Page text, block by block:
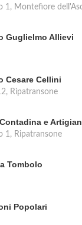
1, Montefiore
Guglielmo Allievi
Cesare Cellini
Ripatransone
e
1, Ripatransone
Tombolo
Popolari